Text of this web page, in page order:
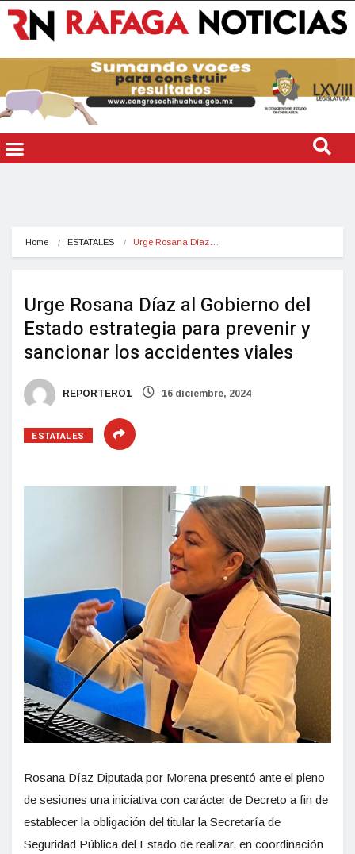
Home ESTATALES Urge Rosana Díaz…
Urge Rosana Díaz al Gobierno del
Estado estrategia para prevenir y
sancionar los accidentes viales
REPORTERO1 16 diciembre, 2024
ESTATALES
Rosana Díaz Diputada por Morena presentó ante el pleno
de sesiones una iniciativa con carácter de Decreto a fin de
establecer la obligación del titular la Secretaría de
Seguridad Pública del Estado de realizar, en coordinación